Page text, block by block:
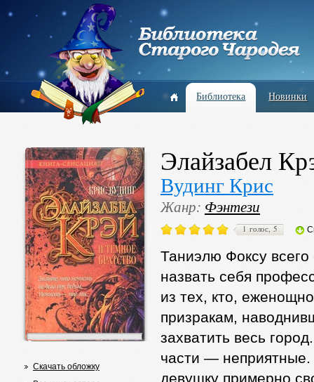
Библиотека Новинки
Скачать обложку
Элайзабел
Вудинг Крис
Жанр: Фэнтези
1 голос, 5
Таниэлю Фоксу
назвать себя
из тех, кто,
призракам,
захватить весь
части — неприятные.
девушку примерно